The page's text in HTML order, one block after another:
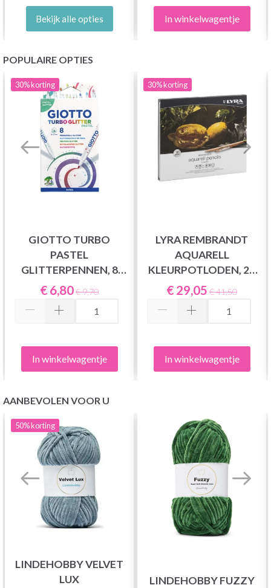
Bekijk alle opties In winkelwagentje
POPULAIRE OPTIES
30%korting
GIOTTO TURBO
PASTEL
GLITTERPENNEN, 8
STUKS
€ 6,80€ 9,70
In winkelwagentje
30%korting
LYRA REMBRANDT
AQUARELL
KLEURPOTLODEN, 24
STUKS
€ 29,05 € 41,50
In winkelwagentje
AANBEVOLEN VOOR U
50%korting
LINDEHOBBY VELVET
LUX
LINDEHOBBY FUZZY